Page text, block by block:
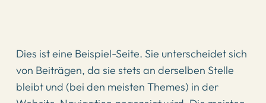
Dies ist eine Beispiel-Seite. Sie unterscheidet sich
von Beiträgen, da sie stets an derselben Stelle
bleibt und (bei den meisten Themes) in der